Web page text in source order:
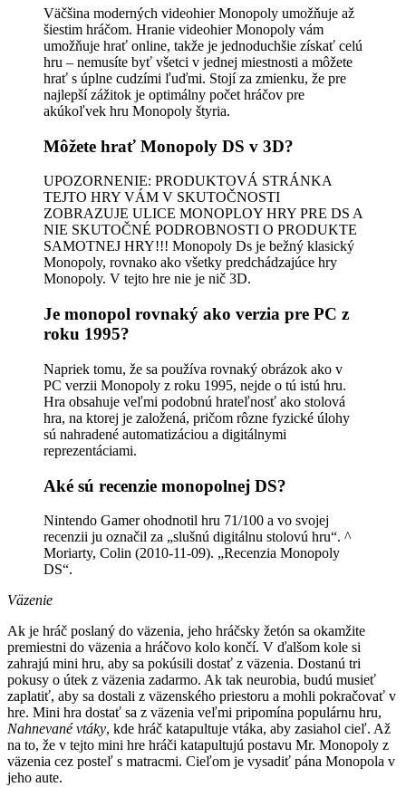
Väčšina moderných videohier Monopoly umožňuje až
šiestim hráčom. Hranie videohier Monopoly vám
umožňuje hrať online, takže je jednoduchšie získať celú
hru – nemusíte byť všetci v jednej miestnosti a môžete
hrať s úplne cudzími ľuďmi. Stojí za zmienku, že pre
najlepší zážitok je optimálny počet hráčov pre
akúkoľvek hru Monopoly štyria.
Môžete hrať Monopoly DS v 3D?
UPOZORNENIE: PRODUKTOVÁ STRÁNKA
TEJTO HRY VÁM V SKUTOČNOSTI
ZOBRAZUJE ULICE MONOPLOY HRY PRE DS A
NIE SKUTOČNÉ PODROBNOSTI O PRODUKTE
SAMOTNEJ HRY!!! Monopoly Ds je bežný klasický
Monopoly, rovnako ako všetky predchádzajúce hry
Monopoly. V tejto hre nie je nič 3D.
Je monopol rovnaký ako verzia pre PC z
roku 1995?
Napriek tomu, že sa používa rovnaký obrázok ako v
PC verzii Monopoly z roku 1995, nejde o tú istú hru.
Hra obsahuje veľmi podobnú hrateľnosť ako stolová
hra, na ktorej je založená, pričom rôzne fyzické úlohy
sú nahradené automatizáciou a digitálnymi
reprezentáciami.
Aké sú recenzie monopolnej DS?
Nintendo Gamer ohodnotil hru 71/100 a vo svojej
recenzii ju označil za „slušnú digitálnu stolovú hru“. ^
Moriarty, Colin (2010-11-09). „Recenzia Monopoly
DS“.
Väzenie
Ak je hráč poslaný do väzenia, jeho hráčsky žetón sa okamžite
premiestni do väzenia a hráčovo kolo končí. V ďalšom kole si
zahrajú mini hru, aby sa pokúsili dostať z väzenia. Dostanú tri
pokusy o útek z väzenia zadarmo. Ak tak neurobia, budú musieť
zaplatiť, aby sa dostali z väzenského priestoru a mohli pokračovať v
hre. Mini hra dostať sa z väzenia veľmi pripomína populárnu hru,
Nahnevané vtáky, kde hráč katapultuje vtáka, aby zasiahol cieľ. Až
na to, že v tejto mini hre hráči katapultujú postavu Mr. Monopoly z
väzenia cez posteľ s matracmi. Cieľom je vysadiť pána Monopola v
jeho aute.